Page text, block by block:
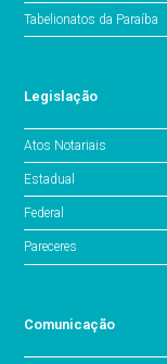
Tabelionatos da Paraíba
Legislação
Atos Notariais
Estadual
Federal
Pareceres
Comunicação